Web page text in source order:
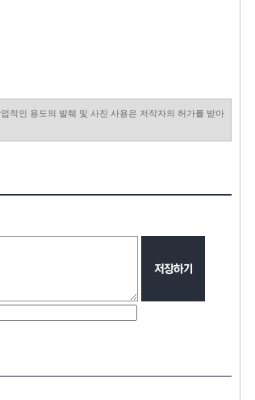
적인 용도의 발췌 및 사진 사용은 저작자의 허가를 받아